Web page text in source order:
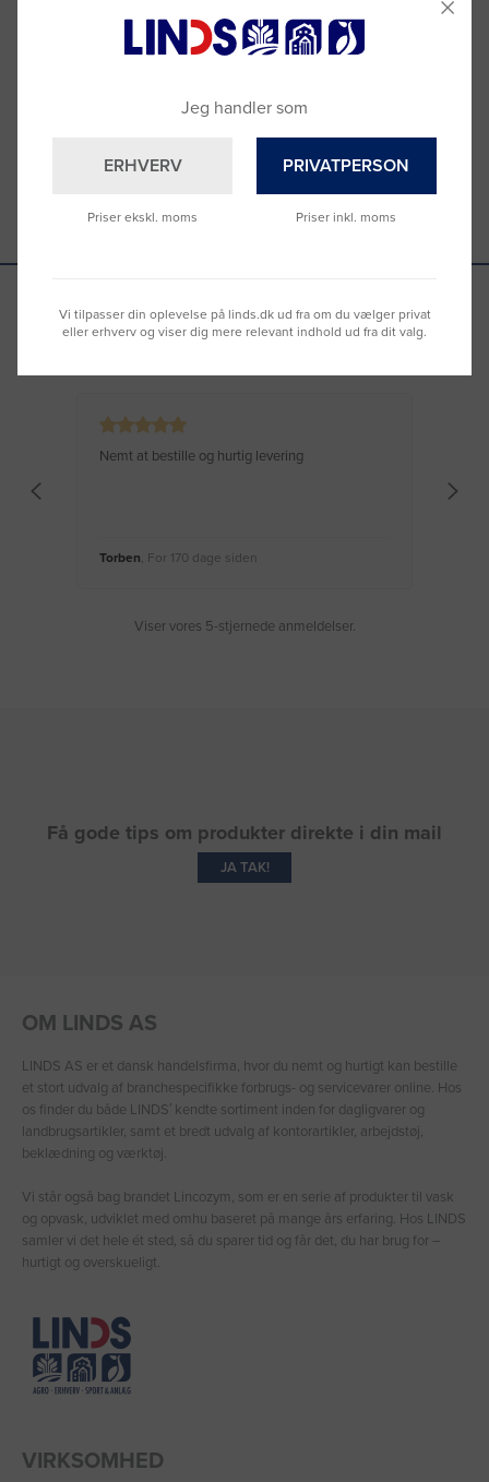
Ring til os på9992 0233
Vi sidder klar til at hjælpe dig.
–se oversigten her
Se hvad vores kunder siger
Nemt at bestille og hurtig levering
Torben , For 170 dage siden
Viser vores 5-stjernede anmeldelser.
Få gode tips om produkter direkte i din mail
JA TAK!
OM LINDS AS
LINDS AS er et dansk handelsfirma, hvor du nemt og hurtigt kan bestille
et stort udvalg af branchespecifikke forbrugs- og servicevarer online. Hos
os finder du både LINDS′ kendte sortiment inden for dagligvarer og
landbrugsartikler, samt et bredt udvalg af kontorartikler, arbejdstøj,
beklædning og værktøj.
Vi står også bag brandet Lincozym, som er en serie af produkter til vask
og opvask, udviklet med omhu baseret på mange års erfaring. Hos LINDS
samler vi det hele ét sted, så du sparer tid og får det, du har brug for –
hurtigt og overskueligt.
VIRKSOMHED
Jeg handler som
ERHVERV
Priser ekskl. moms
PRIVATPERSON
Priser inkl. moms
Vi tilpasser din oplevelse på linds.dk ud fra om du vælger privat
eller erhverv og viser dig mere relevant indhold ud fra dit valg.